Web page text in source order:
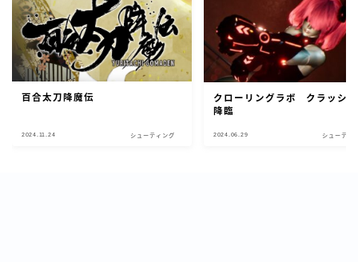
百合太刀降魔伝
2024.11.24 シューティング
クローリングラボ クラッシ
降臨
2024.06.29 シューティ